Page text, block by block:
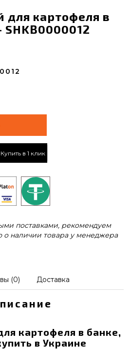
для картофеля в
SHKB0000012
Купить в 1 клик
поставками, рекомендуем
о наличии товара у менеджера
(0) Доставка
картофеля в банке,
в Украине